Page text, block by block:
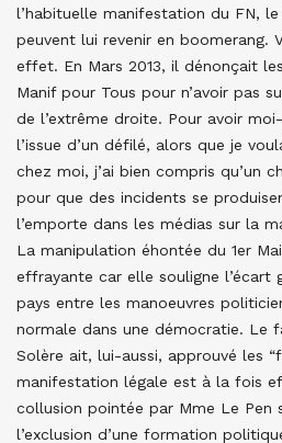
l’habituelle manifestation du FN, le
peuvent lui revenir en boomerang.
effet. En Mars 2013, il dénonçait
Manif pour Tous pour n’avoir pas
de l’extrême droite. Pour avoir
l’issue d’un défilé, alors que je
chez moi, j’ai bien compris qu’un
pour que des incidents se
l’emporte dans les médias sur la
La manipulation éhontée du 1er
effrayante car elle souligne l’écart
pays entre les manoeuvres
normale dans une démocratie. Le
Solère ait, lui-aussi, approuvé les
manifestation légale est à la fois
collusion pointée par Mme Le Pen
l’exclusion d’une formation